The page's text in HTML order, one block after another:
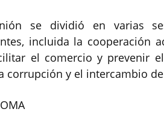
se dividió en varias
incluida la cooperación
el comercio y prevenir
corrupción y el intercambio